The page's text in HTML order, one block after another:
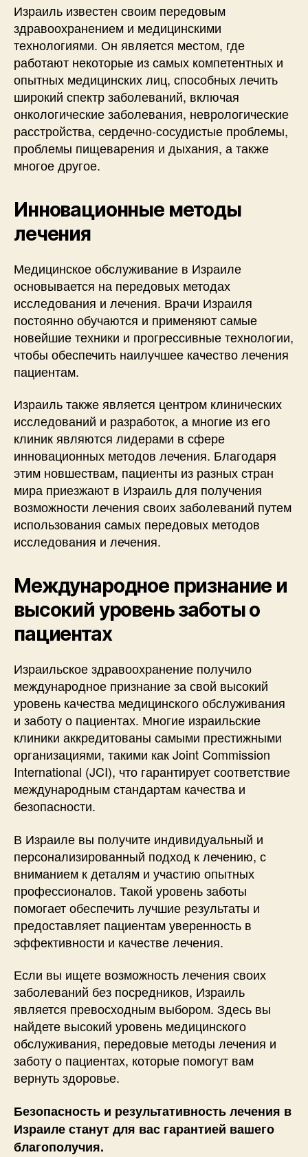
Израиль известен своим передовым
здравоохранением и медицинскими
технологиями. Он является местом, где
работают некоторые из самых компетентных и
опытных медицинских лиц, способных лечить
широкий спектр заболеваний, включая
онкологические заболевания, неврологические
расстройства, сердечно-сосудистые проблемы,
проблемы пищеварения и дыхания, а также
многое другое.
Инновационные методы
лечения
Медицинское обслуживание в Израиле
основывается на передовых методах
исследования и лечения. Врачи Израиля
постоянно обучаются и применяют самые
новейшие техники и прогрессивные технологии,
чтобы обеспечить наилучшее качество лечения
пациентам.
Израиль также является центром клинических
исследований и разработок, а многие из его
клиник являются лидерами в сфере
инновационных методов лечения. Благодаря
этим новшествам, пациенты из разных стран
мира приезжают в Израиль для получения
возможности лечения своих заболеваний путем
использования самых передовых методов
исследования и лечения.
Международное признание и
высокий уровень заботы о
пациентах
Израильское здравоохранение получило
международное признание за свой высокий
уровень качества медицинского обслуживания
и заботу о пациентах. Многие израильские
клиники аккредитованы самыми престижными
организациями, такими как Joint Commission
International (JCI), что гарантирует соответствие
международным стандартам качества и
безопасности.
В Израиле вы получите индивидуальный и
персонализированный подход к лечению, с
вниманием к деталям и участию опытных
профессионалов. Такой уровень заботы
помогает обеспечить лучшие результаты и
предоставляет пациентам уверенность в
эффективности и качестве лечения.
Если вы ищете возможность лечения своих
заболеваний без посредников, Израиль
является превосходным выбором. Здесь вы
найдете высокий уровень медицинского
обслуживания, передовые методы лечения и
заботу о пациентах, которые помогут вам
вернуть здоровье.
Безопасность и результативность лечения в
Израиле станут для вас гарантией вашего
благополучия.